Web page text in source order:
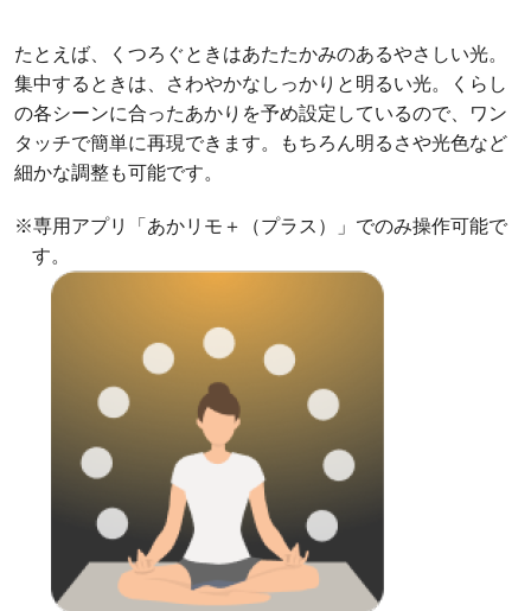
たとえば、くつろぐときはあたたかみのあるやさしい光。
集中するときは、さわやかなしっかりと明るい光。くらし
の各シーンに合ったあかりを予め設定しているので、ワン
タッチで簡単に再現できます。もちろん明るさや光色など
細かな調整も可能です。
※専用アプリ「あかリモ＋（プラス）」でのみ操作可能で
す。